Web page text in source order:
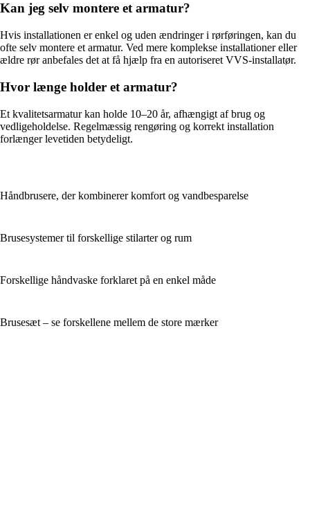
Kan jeg selv montere et armatur?
Hvis installationen er enkel og uden ændringer i rørføringen, kan du
ofte selv montere et armatur. Ved mere komplekse installationer eller
ældre rør anbefales det at få hjælp fra en autoriseret VVS-installatør.
Hvor længe holder et armatur?
Et kvalitetsarmatur kan holde 10–20 år, afhængigt af brug og
vedligeholdelse. Regelmæssig rengøring og korrekt installation
forlænger levetiden betydeligt.
Håndbrusere, der kombinerer komfort og vandbesparelse
Brusesystemer til forskellige stilarter og rum
Forskellige håndvaske forklaret på en enkel måde
Brusesæt – se forskellene mellem de store mærker